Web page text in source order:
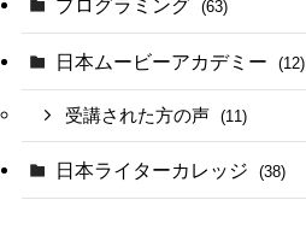
プログラミング (63)
日本ムービーアカデミー (12)
受講された方の声 (11)
日本ライターカレッジ (38)